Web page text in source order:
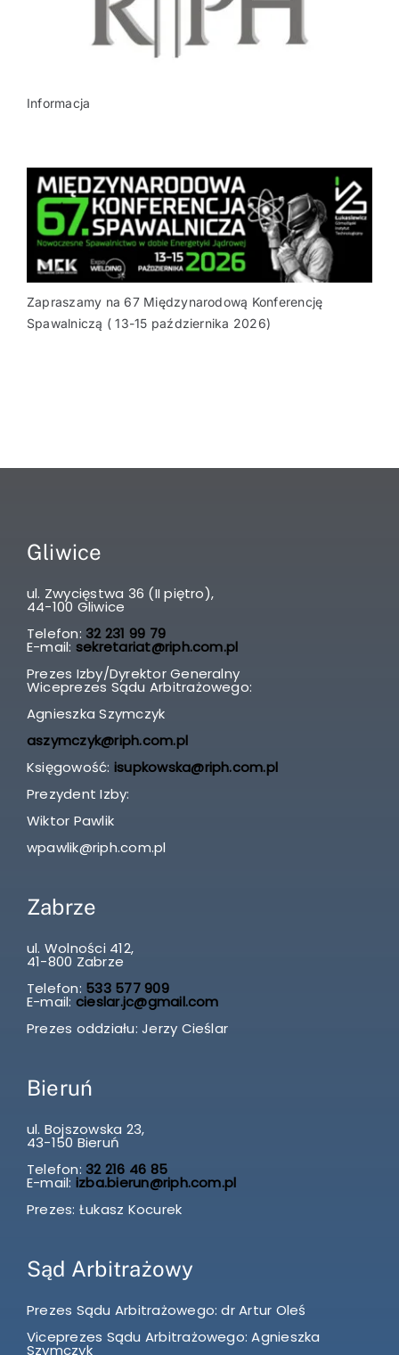
Informacja
Zapraszamy na 67 Międzynarodową Konferencję
Spawalniczą ( 13-15 października 2026)
Gliwice
ul. Zwycięstwa 36 (II piętro),
44-100 Gliwice
Telefon: 32 231 99 79
E-mail: sekretariat@riph.com.pl
Prezes Izby/Dyrektor Generalny
Wiceprezes Sądu Arbitrażowego:
Agnieszka Szymczyk
aszymczyk@riph.com.pl
Księgowość: isupkowska@riph.com.pl
Prezydent Izby:
Wiktor Pawlik
wpawlik@riph.com.pl
Zabrze
ul. Wolności 412,
41-800 Zabrze
Telefon: 533 577 909
E-mail: cieslar.jc@gmail.com
Prezes oddziału: Jerzy Cieślar
Bieruń
ul. Bojszowska 23,
43-150 Bieruń
Telefon: 32 216 46 85
E-mail: izba.bierun@riph.com.pl
Prezes: Łukasz Kocurek
Sąd Arbitrażowy
Prezes Sądu Arbitrażowego: dr Artur Oleś
Viceprezes Sądu Arbitrażowego: Agnieszka
Szymczyk